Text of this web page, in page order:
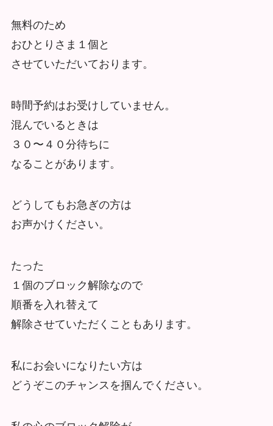
無料のため
おひとりさま１個と
させていただいております。
時間予約はお受けしていません。
混んでいるときは
３０〜４０分待ちに
なることがあります。
どうしてもお急ぎの方は
お声かけください。
たった
１個のブロック解除なので
順番を入れ替えて
解除させていただくこともあります。
私にお会いになりたい方は
どうぞこのチャンスを掴んでください。